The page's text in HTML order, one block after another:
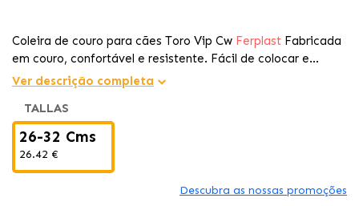
Coleira de couro para cães Toro Vip Cw Ferplast Fabricada
em couro, confortável e resistente. Fácil de colocar e
ajustar. Fecho de plástico
Ver descrição completa
TALLAS
26-32 Cms
26.42 €
Descubra as nossas promoções